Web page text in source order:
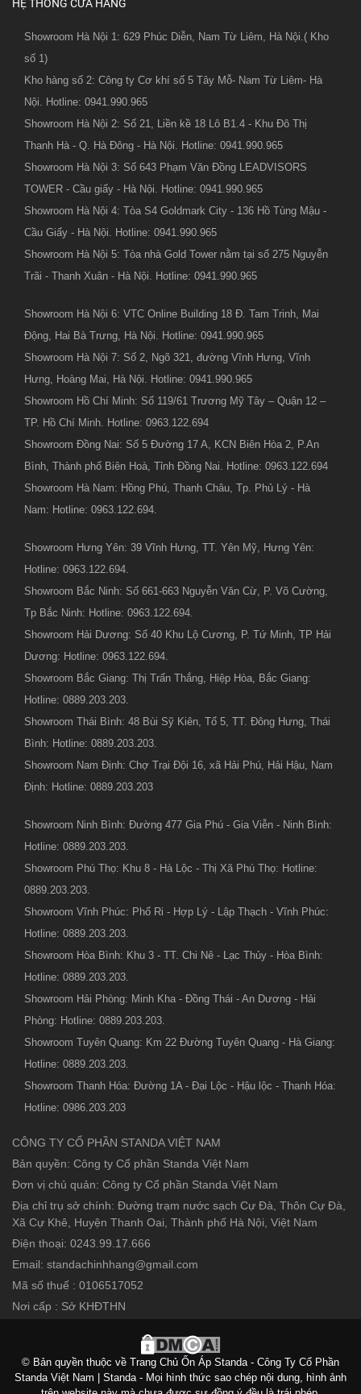
HỆ THỐNG CỬA HÀNG
Showroom Hà Nội 1: 629 Phúc Diễn, Nam Từ Liêm, Hà Nội.( Kho
số 1)
Kho hàng số 2: Công ty Cơ khí số 5 Tây Mỗ- Nam Từ Liêm- Hà
Nội. Hotline: 0941.990.965
Showroom Hà Nội 2: Số 21, Liền kề 18 Lô B1.4 - Khu Đô Thị
Thanh Hà - Q. Hà Đông - Hà Nội. Hotline: 0941.990.965
Showroom Hà Nội 3: Số 643 Phạm Văn Đồng LEADVISORS
TOWER - Cầu giấy - Hà Nội. Hotline: 0941.990.965
Showroom Hà Nội 4: Tòa S4 Goldmark City - 136 Hồ Tùng Mậu -
Cầu Giấy - Hà Nội. Hotline: 0941.990.965
Showroom Hà Nội 5: Tòa nhà Gold Tower nằm tại số 275 Nguyễn
Trãi - Thanh Xuân - Hà Nội. Hotline: 0941.990.965
Showroom Hà Nội 6: VTC Online Building 18 Đ. Tam Trinh, Mai
Động, Hai Bà Trưng, Hà Nội. Hotline: 0941.990.965
Showroom Hà Nội 7: Số 2, Ngõ 321, đường Vĩnh Hưng, Vĩnh
Hưng, Hoàng Mai, Hà Nội. Hotline: 0941.990.965
Showroom Hồ Chí Minh: Số 119/61 Trương Mỹ Tây – Quận 12 –
TP. Hồ Chí Minh. Hotline: 0963.122.694
Showroom Đồng Nai: Số 5 Đường 17 A, KCN Biên Hòa 2, P.An
Bình, Thành phố Biên Hoà, Tỉnh Đồng Nai. Hotline: 0963.122.694
Showroom Hà Nam: Hồng Phú, Thanh Châu, Tp. Phủ Lý - Hà
Nam: Hotline: 0963.122.694.
Showroom Hưng Yên: 39 Vĩnh Hưng, TT. Yên Mỹ, Hưng Yên:
Hotline: 0963.122.694.
Showroom Bắc Ninh: Số 661-663 Nguyễn Văn Cừ, P. Võ Cường,
Tp Bắc Ninh: Hotline: 0963.122.694.
Showroom Hải Dương: Số 40 Khu Lộ Cương, P. Tứ Minh, TP Hải
Dương: Hotline: 0963.122.694.
Showroom Bắc Giang: Thị Trấn Thắng, Hiệp Hòa, Bắc Giang:
Hotline: 0889.203.203.
Showroom Thái Bình: 48 Bùi Sỹ Kiên, Tổ 5, TT. Đông Hưng, Thái
Bình: Hotline: 0889.203.203.
Showroom Nam Định: Chợ Trại Đội 16, xã Hải Phú, Hải Hậu, Nam
Định: Hotline: 0889.203.203
Showroom Ninh Bình: Đường 477 Gia Phú - Gia Viễn - Ninh Bình:
Hotline: 0889.203.203.
Showroom Phú Thọ: Khu 8 - Hà Lộc - Thị Xã Phú Thọ: Hotline:
0889.203.203.
Showroom Vĩnh Phúc: Phố Ri - Hợp Lý - Lập Thạch - Vĩnh Phúc:
Hotline: 0889.203.203.
Showroom Hòa Bình: Khu 3 - TT. Chi Nê - Lạc Thủy - Hòa Bình:
Hotline: 0889.203.203.
Showroom Hải Phòng: Minh Kha - Đồng Thái - An Dương - Hải
Phòng: Hotline: 0889.203.203.
Showroom Tuyên Quang: Km 22 Đường Tuyên Quang - Hà Giang:
Hotline: 0889.203.203.
Showroom Thanh Hóa: Đường 1A - Đại Lộc - Hậu lộc - Thanh Hóa:
Hotline: 0986.203.203
CÔNG TY CỔ PHẦN STANDA VIỆT NAM
Bản quyền: Công ty Cổ phần Standa Việt Nam
Đơn vị chủ quản: Công ty Cổ phần Standa Việt Nam
Địa chỉ trụ sở chính: Đường trạm nước sạch Cự Đà, Thôn Cự Đà,
Xã Cự Khê, Huyện Thanh Oai, Thành phố Hà Nội, Việt Nam
Điện thoại: 0243.99.17.666
Email: standachinhhang@gmail.com
Mã số thuế : 0106517052
Nơi cấp : Sở KHĐTHN
© Bản quyền thuộc về Trang Chủ Ổn Áp Standa - Công Ty Cổ Phần
Standa Việt Nam | Standa - Mọi hình thức sao chép nội dung, hình ảnh